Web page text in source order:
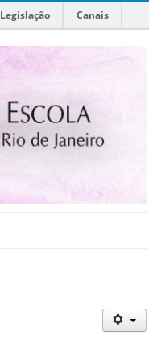
Legislação Canais